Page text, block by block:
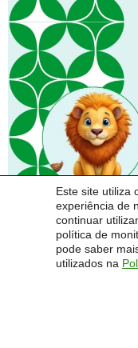
Este site utiliza
experiência de
continuar
política de
pode saber
utilizados na